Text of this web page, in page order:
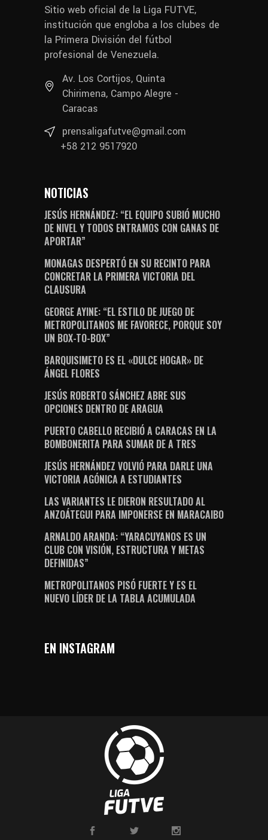
Sitio web oficial de la Liga FUTVE,
institución que engloba a los clubes de
la Primera División del fútbol
profesional de Venezuela.
Av. Los Cortijos, Quinta
Chirimena, Campo Alegre -
Caracas
prensaligafutve@gmail.com
+58 212 9517920
NOTICIAS
JESÚS HERNÁNDEZ: “EL EQUIPO SUBIÓ MUCHO
DE NIVEL Y TODOS ENTRAMOS CON GANAS DE
APORTAR”
MONAGAS DESPERTÓ EN SU RECINTO PARA
CONCRETAR LA PRIMERA VICTORIA DEL
CLAUSURA
GEORGE AYINE: “EL ESTILO DE JUEGO DE
METROPOLITANOS ME FAVORECE, PORQUE SOY
UN BOX-TO-BOX”
BARQUISIMETO ES EL «DULCE HOGAR» DE
ÁNGEL FLORES
JESÚS ROBERTO SÁNCHEZ ABRE SUS
OPCIONES DENTRO DE ARAGUA
PUERTO CABELLO RECIBIÓ A CARACAS EN LA
BOMBONERITA PARA SUMAR DE A TRES
JESÚS HERNÁNDEZ VOLVIÓ PARA DARLE UNA
VICTORIA AGÓNICA A ESTUDIANTES
LAS VARIANTES LE DIERON RESULTADO AL
ANZOÁTEGUI PARA IMPONERSE EN MARACAIBO
ARNALDO ARANDA: “YARACUYANOS ES UN
CLUB CON VISIÓN, ESTRUCTURA Y METAS
DEFINIDAS”
METROPOLITANOS PISÓ FUERTE Y ES EL
NUEVO LÍDER DE LA TABLA ACUMULADA
EN INSTAGRAM